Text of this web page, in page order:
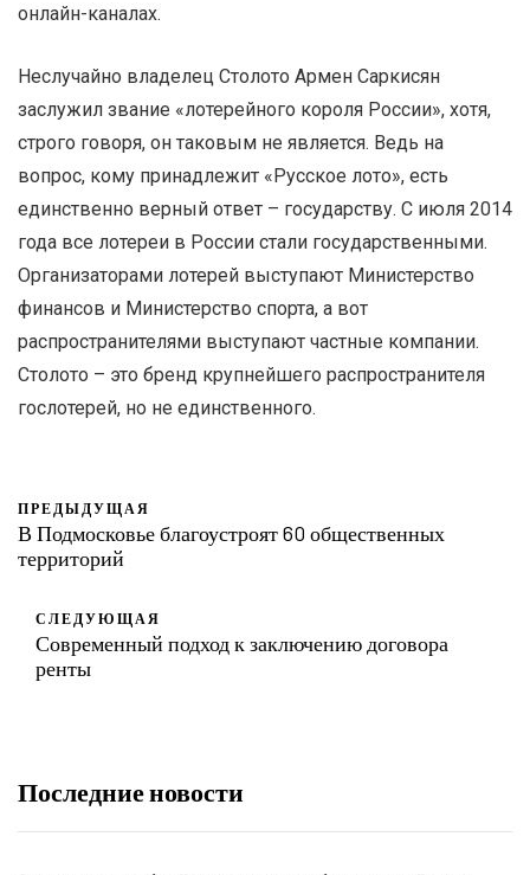
онлайн-каналах.
Неслучайно владелец Столото Армен Саркисян
заслужил звание «лотерейного короля России», хотя,
строго говоря, он таковым не является. Ведь на
вопрос, кому принадлежит «Русское лото», есть
единственно верный ответ – государству. С июля 2014
года все лотереи в России стали государственными.
Организаторами лотерей выступают Министерство
финансов и Министерство спорта, а вот
распространителями выступают частные компании.
Столото – это бренд крупнейшего распространителя
гослотерей, но не единственного.
ПРЕДЫДУЩАЯ
В Подмосковье благоустроят 60 общественных
территорий
СЛЕДУЮЩАЯ
Современный подход к заключению договора
ренты
Последние новости